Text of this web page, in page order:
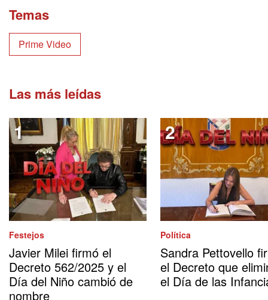
Temas
Prime Video
Las más leídas
Festejos
Javier Milei firmó el
Decreto 562/2025 y el
Día del Niño cambió de
nombre
Política
Sandra Pettovello
el Decreto que
el Día de las